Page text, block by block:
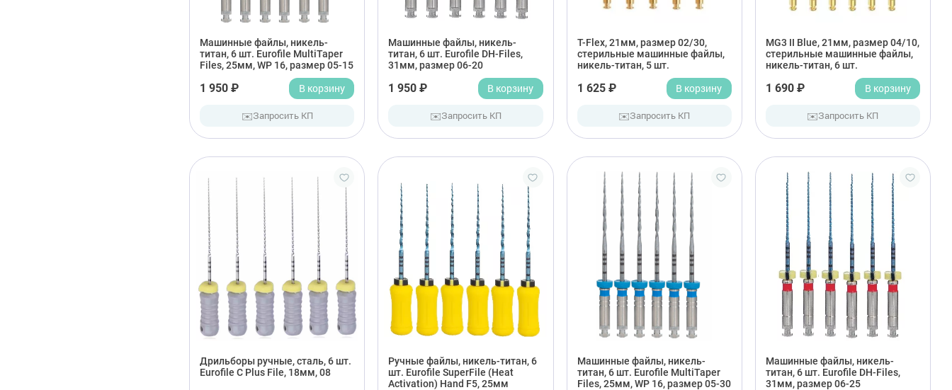
Машинные файлы, никель-
титан, 6 шт. Eurofile MultiTaper
Files, 25мм, WP 16, размер 05-15
1 950 ₽ В корзину
✉️Запросить КП
Машинные файлы, никель-
титан, 6 шт. Eurofile DH-Files,
31мм, размер 06-20
1 950 ₽ В корзину
✉️Запросить КП
T-Flex, 21мм, размер 02/30,
стерильные машинные файлы,
никель-титан, 5 шт.
1 625 ₽ В корзину
✉️Запросить КП
MG3 II Blue, 21мм, размер 04/10,
стерильные машинные файлы,
никель-титан, 6 шт.
1 690 ₽ В корзину
✉️Запросить КП
Дрильборы ручные, сталь, 6 шт.
Eurofile С Plus File, 18мм, 08
Ручные файлы, никель-титан, 6
шт. Eurofile SuperFile (Heat
Activation) Hand F5, 25мм
Машинные файлы, никель-
титан, 6 шт. Eurofile MultiTaper
Files, 25мм, WP 16, размер 05-30
Машинные файлы, никель-
титан, 6 шт. Eurofile DH-Files,
31мм, размер 06-25